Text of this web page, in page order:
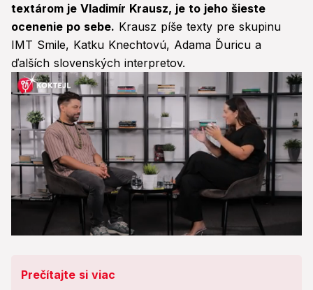
textárom je Vladimír Krausz, je to jeho šieste
ocenenie po sebe. Krausz píše texty pre skupinu
IMT Smile, Katku Knechtovú, Adama Ďuricu a
ďalších slovenských interpretov.
28Prečítajte si viac